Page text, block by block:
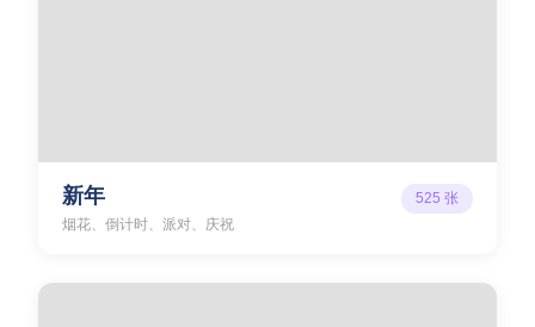
新年
烟花、倒计时、派对、庆祝
525 张